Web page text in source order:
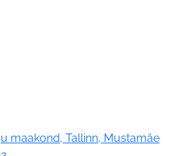
maakond, Tallinn, Mustamäe